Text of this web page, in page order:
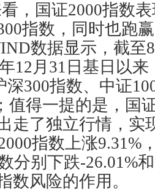
，国证2000指数
指数，同时也跑
数据显示，截至
12月31日基日以
深300指数、中证
值得一提的是，国
走了独立行情，实
指数上涨9.31%
分别下跌-26.01%
数风险的作用。